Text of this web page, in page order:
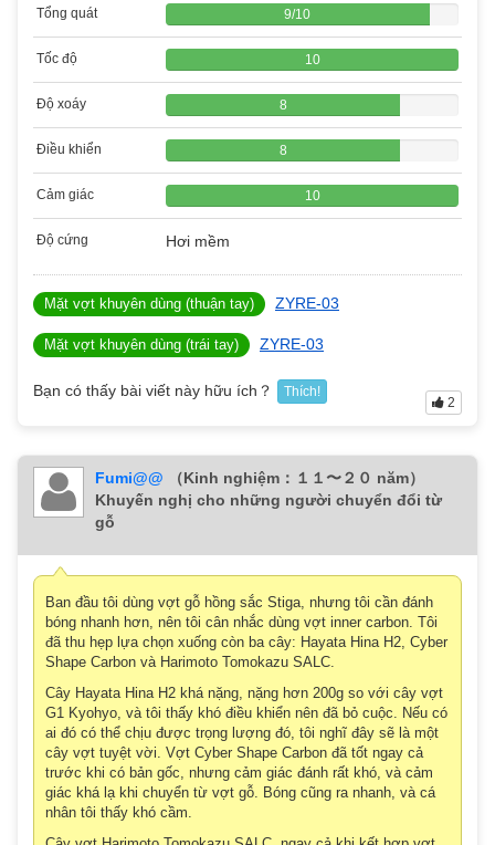
Tổng quát 9/10
Tốc độ 10
Độ xoáy 8
Điều khiển 8
Cảm giác 10
Độ cứng Hơi mềm
Mặt vợt khuyên dùng (thuận tay) ZYRE-03
Mặt vợt khuyên dùng (trái tay) ZYRE-03
Bạn có thấy bài viết này hữu ích？ Thích!
2
Fumi@@
（Kinh nghiệm：１１〜２０ năm）
Khuyến nghị cho những người chuyển đổi từ
gỗ
Ban đầu tôi dùng vợt gỗ hồng sắc Stiga, nhưng tôi cần đánh
bóng nhanh hơn, nên tôi cân nhắc dùng vợt inner carbon. Tôi
đã thu hẹp lựa chọn xuống còn ba cây: Hayata Hina H2, Cyber
Shape Carbon và Harimoto Tomokazu SALC.
Cây Hayata Hina H2 khá nặng, nặng hơn 200g so với cây vợt
G1 Kyohyo, và tôi thấy khó điều khiển nên đã bỏ cuộc. Nếu có
ai đó có thể chịu được trọng lượng đó, tôi nghĩ đây sẽ là một
cây vợt tuyệt vời. Vợt Cyber Shape Carbon đã tốt ngay cả
trước khi có bản gốc, nhưng cảm giác đánh rất khó, và cảm
giác khá lạ khi chuyển từ vợt gỗ. Bóng cũng ra nhanh, và cá
nhân tôi thấy khó cầm.